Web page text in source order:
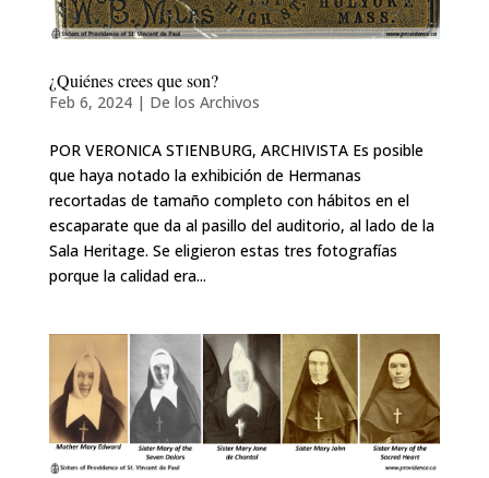
¿Quiénes crees que son?
Feb 6, 2024| De los Archivos
POR VERONICA STIENBURG, ARCHIVISTA Es posible
que haya notado la exhibición de Hermanas
recortadas de tamaño completo con hábitos en el
escaparate que da al pasillo del auditorio, al lado de la
Sala Heritage. Se eligieron estas tres fotografías
porque la calidad era...